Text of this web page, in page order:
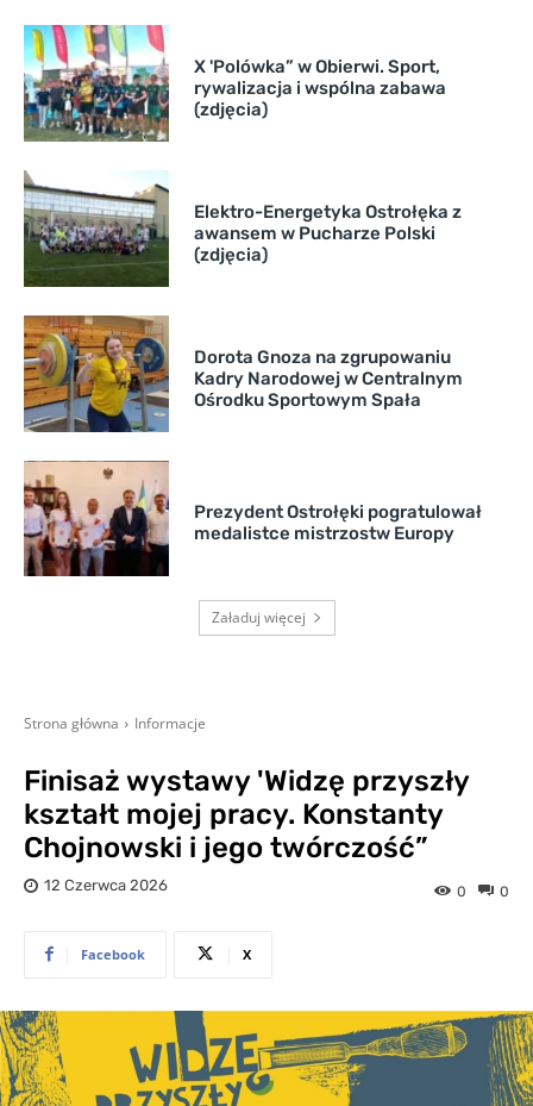
X 'Polówka” w Obierwi. Sport,
rywalizacja i wspólna zabawa
(zdjęcia)
Elektro-Energetyka Ostrołęka z
awansem w Pucharze Polski
(zdjęcia)
Dorota Gnoza na zgrupowaniu
Kadry Narodowej w Centralnym
Ośrodku Sportowym Spała
Prezydent Ostrołęki pogratulował
medalistce mistrzostw Europy
Załaduj więcej